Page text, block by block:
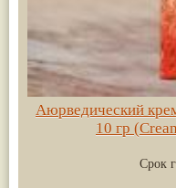
Аюрведический
10 гр
Срок